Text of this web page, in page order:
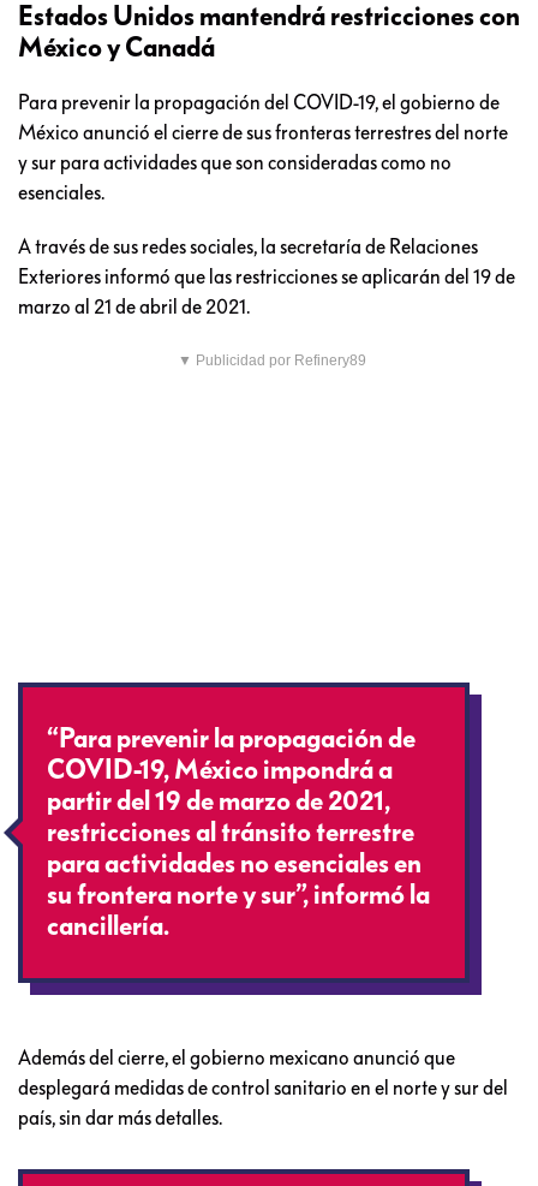
Estados Unidos mantendrá restricciones con
México y Canadá
Para prevenir la propagación del COVID-19, el gobierno de
México anunció el cierre de sus fronteras terrestres del norte
y sur para actividades que son consideradas como no
esenciales.
A través de sus redes sociales, la secretaría de Relaciones
Exteriores informó que las restricciones se aplicarán del 19 de
marzo al 21 de abril de 2021.
▼ Publicidad por Refinery89
“Para prevenir la propagación de
COVID-19, México impondrá a
partir del 19 de marzo de 2021,
restricciones al tránsito terrestre
para actividades no esenciales en
su frontera norte y sur”, informó la
cancillería.
Además del cierre, el gobierno mexicano anunció que
desplegará medidas de control sanitario en el norte y sur del
país, sin dar más detalles.